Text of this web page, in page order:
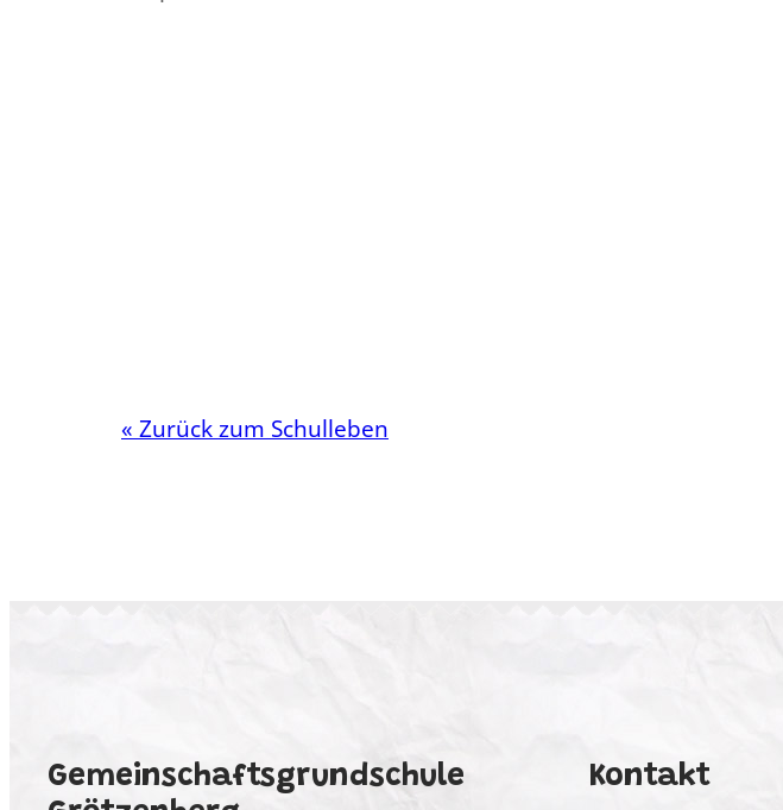
« Zurück zum Schulleben
Gemeinschaftsgrundschule
Kontakt